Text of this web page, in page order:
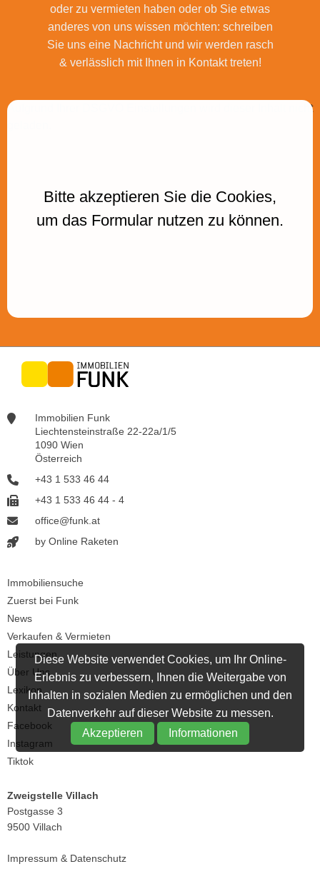
Diese Website verwendet Cookies, um Ihr Online-
Erlebnis zu verbessern, Ihnen die Weitergabe von
Inhalten in sozialen Medien zu ermöglichen und den
Datenverkehr auf dieser Website zu messen.
Akzeptieren
Informationen
oder zu vermieten haben oder ob Sie etwas
anderes von uns wissen möchten: schreiben
Sie uns eine Nachricht und wir werden rasch
& verlässlich mit Ihnen in Kontakt treten!
Aufgrund Ihrer DSGVO Einstellungen wird dieser Inhalt nicht
Bitte akzeptieren Sie die Cookies,
um das Formular nutzen zu können.
Immobilien Funk
Liechtensteinstraße 22-22a/1/5
1090 Wien
Österreich
+43 1 533 46 44
+43 1 533 46 44 - 4
office@funk.at
by Online Raketen
Immobiliensuche
Zuerst bei Funk
News
Verkaufen & Vermieten
Leistungen
Über Uns
Lexikon
Kontakt
Facebook
Instagram
Tiktok
Zweigstelle Villach
Postgasse 3
9500 Villach
Impressum & Datenschutz